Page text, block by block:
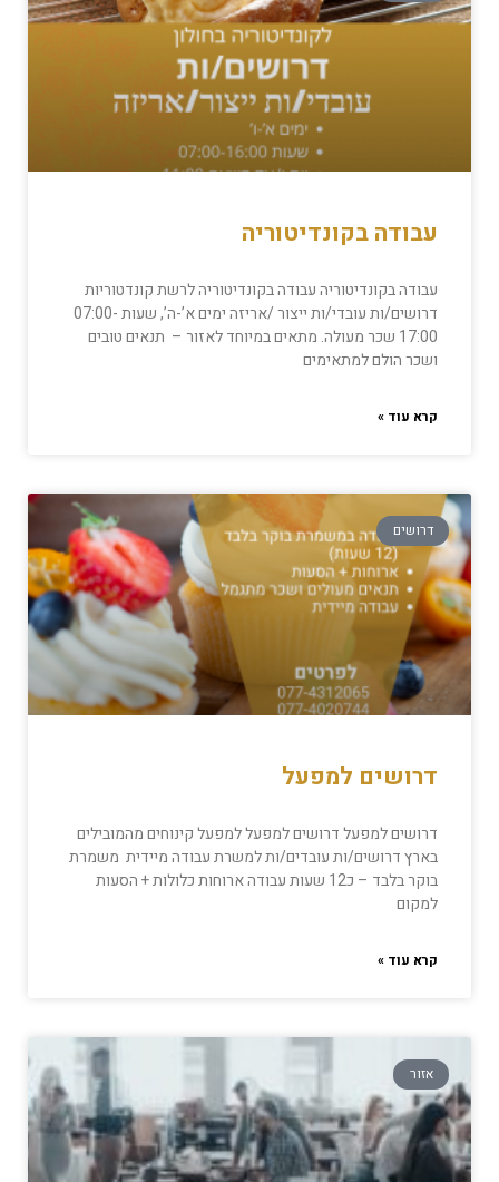
עבודה בקונדיטוריה
עבודה בקונדיטוריה עבודה בקונדיטוריה לרשת קונדטוריות
דרושים/ות עובדי/ות ייצור /אריזה ימים א’-ה’, שעות 07:00-
17:00 שכר מעולה. מתאים במיוחד לאזור – תנאים טובים
ושכר הולם למתאימים
קרא עוד »
דרושים
דרושים למפעל
דרושים למפעל דרושים למפעל למפעל קינוחים מהמובילים
בארץ דרושים/ות עובדים/ות למשרת עבודה מיידית משמרת
בוקר בלבד – כ12 שעות עבודה ארוחות כלולות + הסעות
למקום
קרא עוד »
אזור